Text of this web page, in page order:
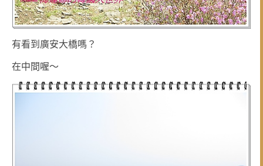
有看到廣安大橋嗎？
在中間喔～